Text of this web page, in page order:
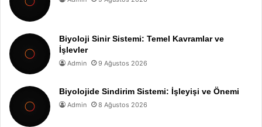
Biyoloji Sinir Sistemi: Temel Kavramlar ve
İşlevler
Admin 9 Ağustos 2026
Biyolojide Sindirim Sistemi: İşleyişi ve Önemi
Admin 8 Ağustos 2026